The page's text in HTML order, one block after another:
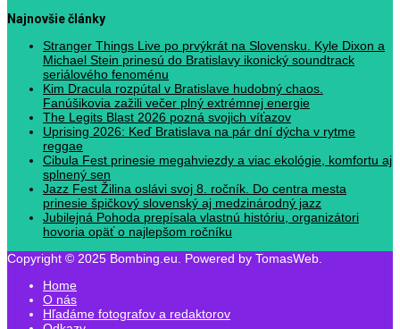
Najnovšie články
Stranger Things Live po prvýkrát na Slovensku. Kyle Dixon a
Michael Stein prinesú do Bratislavy ikonický soundtrack
seriálového fenoménu
Kim Dracula rozpútal v Bratislave hudobný chaos.
Fanúšikovia zažili večer plný extrémnej energie
The Legits Blast 2026 pozná svojich víťazov
Uprising 2026: Keď Bratislava na pár dní dýcha v rytme
reggae
Cibula Fest prinesie megahviezdy a viac ekológie, komfortu aj
splnený sen
Jazz Fest Žilina oslávi svoj 8. ročník. Do centra mesta
prinesie špičkový slovenský aj medzinárodný jazz
Jubilejná Pohoda prepísala vlastnú históriu, organizátori
hovoria opäť o najlepšom ročníku
Copyright © 2025 Bombing.eu. Powered by TomasWeb.
Home
O nás
Hľadáme fotografov a redaktorov